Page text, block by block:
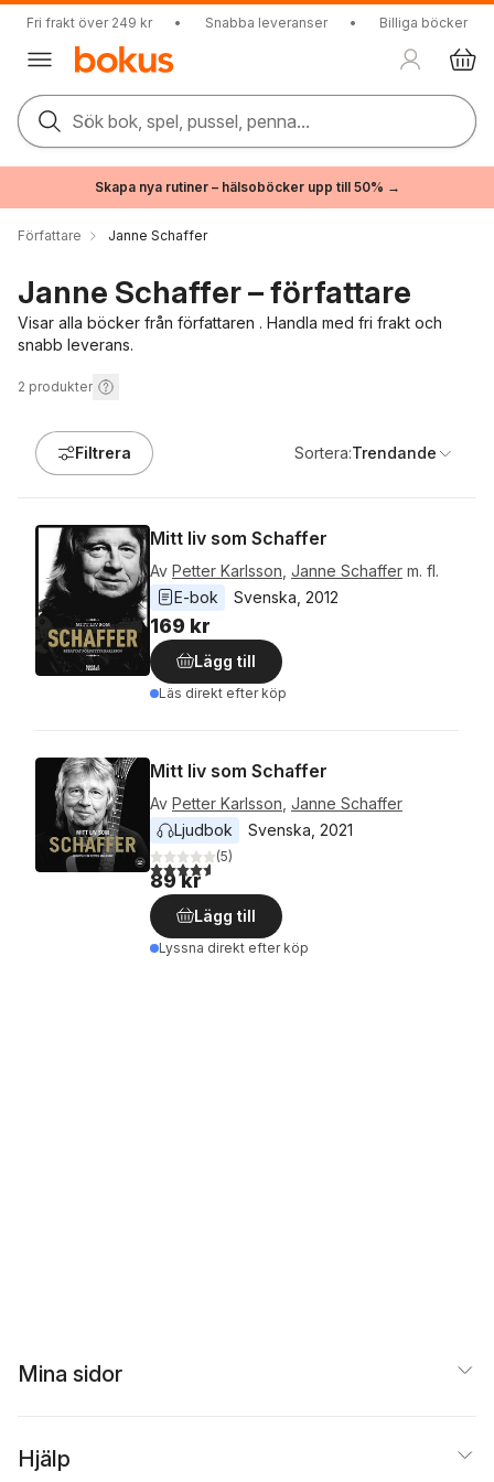
Fri frakt över 249 kr • Snabba leveranser • Billiga böcker
Sök bok, spel, pussel, penna...
Skapa nya rutiner – hälsoböcker upp till 50% →
Författare Janne Schaffer
Janne Schaffer – författare
Visar alla böcker från författaren . Handla med fri frakt och
snabb leverans.
2 produkter
Filtrera Sortera:Trendande
Mitt liv som Schaffer
Av Petter Karlsson Janne Schaffer m. fl.
E-bok
Svenska 2012
169 kr
Lägg till
Läs direkt efter köp
Mitt liv som Schaffer
Av Petter Karlsson Janne Schaffer
Ljudbok
Svenska 2021
4,6utav 5 stjärnor. Totalt antal röster:
(5)
89 kr
Lägg till
Lyssna direkt efter köp
Mina sidor
Hjälp